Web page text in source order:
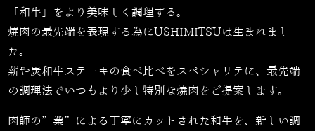
「和牛」をより美味しく調理する。
焼肉の最先端を表現する為にUSHIMITSUは生まれまし
た。
薪や炭和牛ステーキの食べ比べをスペシャリテに、最先端
の調理法でいつもより少し特別な焼肉をご提案します。
肉師の”業”による丁寧にカットされた和牛を、新しい調